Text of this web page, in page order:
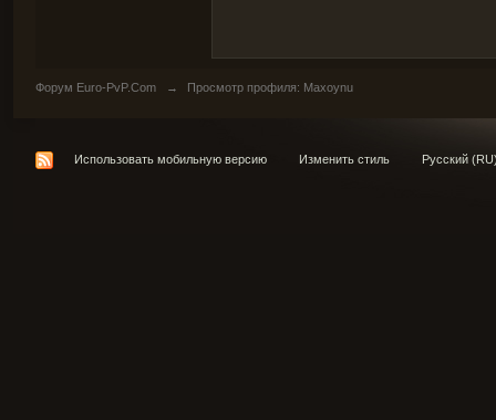
Форум Euro-PvP.Com → Просмотр профиля: Maxoynu
Использовать мобильную версию Изменить стиль Русский